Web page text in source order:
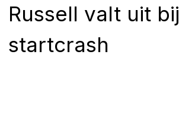
Russell valt uit bij
startcrash